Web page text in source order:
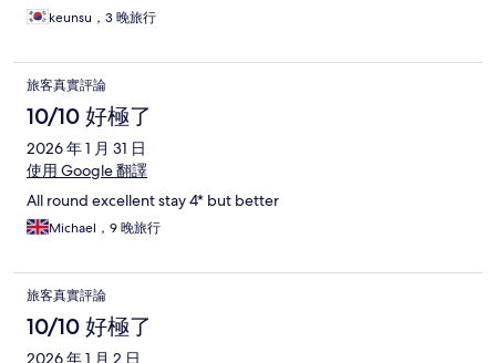
keunsu，3 晚旅行
旅客真實評論
10/10 好極了
2026 年 1 月 31 日
使用 Google 翻譯
All round excellent stay 4* but better
Michael，9 晚旅行
旅客真實評論
10/10 好極了
2026 年 1 月 2 日